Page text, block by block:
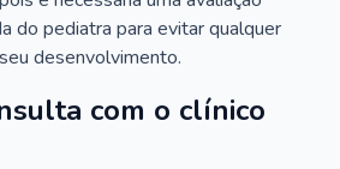
do pediatra para evitar qualquer
desenvolvimento.
com o clínico